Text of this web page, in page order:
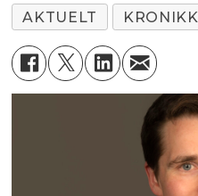
AKTUELT KRONIKK